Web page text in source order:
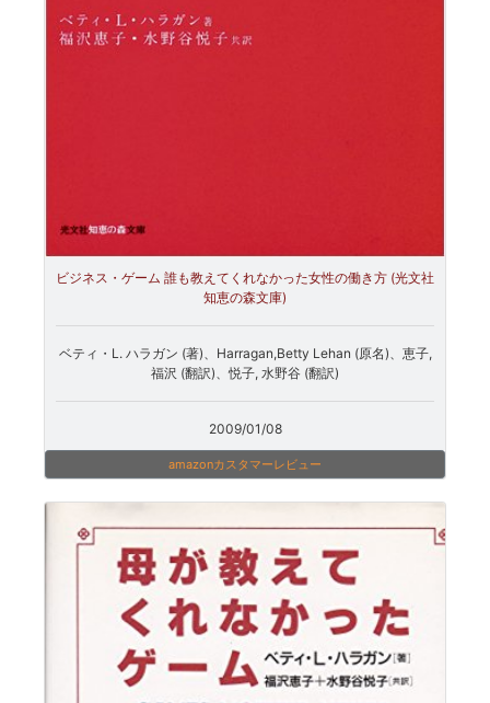
ビジネス・ゲーム 誰も教えてくれなかった女性の働き方 (光文社
知恵の森文庫)
ベティ・L. ハラガン (著)、Harragan,Betty Lehan (原名)、恵子,
福沢 (翻訳)、悦子, 水野谷 (翻訳)
2009/01/08
amazonカスタマーレビュー